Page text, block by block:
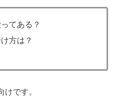
てある？
方は？
けです。